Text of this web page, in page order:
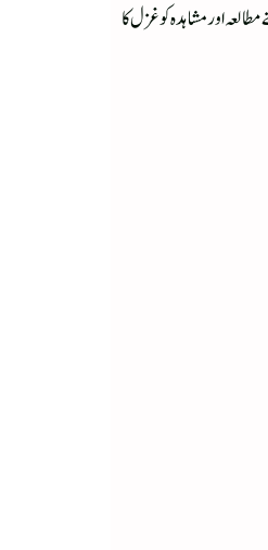
اور مشاہدہ کو غزل کا